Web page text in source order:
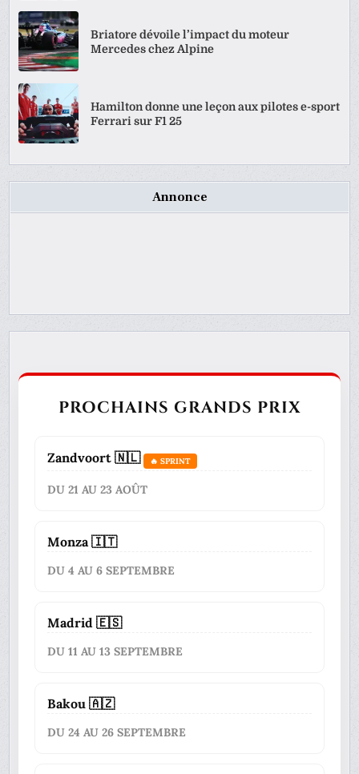
Briatore dévoile l’impact du moteur
Mercedes chez Alpine
Hamilton donne une leçon aux pilotes e-sport
Ferrari sur F1 25
Annonce
PROCHAINS GRANDS PRIX
Zandvoort 🇳🇱 🔥 SPRINT
DU 21 AU 23 AOÛT
Monza 🇮🇹
DU 4 AU 6 SEPTEMBRE
Madrid 🇪🇸
DU 11 AU 13 SEPTEMBRE
Bakou 🇦🇿
DU 24 AU 26 SEPTEMBRE